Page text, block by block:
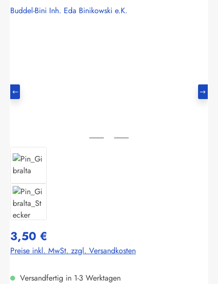
Buddel-Bini Inh. Eda Binikowski e.K.
3,50 €
Preise inkl. MwSt. zzgl. Versandkosten
Versandfertig in 1-3 Werktagen